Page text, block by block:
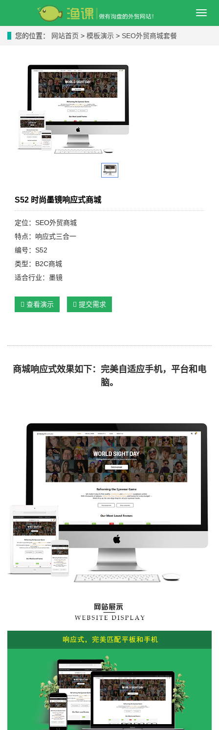
导
您的位置： 网站首页 > 模板演示 > SEO外贸商城套餐
S52 时尚墨镜响应式商城
定位：SEO外贸商城
特点：响应式三合一
编号：S52
类型：B2C商城
适合行业：墨镜
查看演示 提交需求
商城响应式效果如下：完美自适应手机，平台和电
脑。